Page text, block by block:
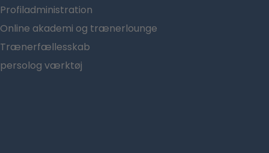
Profiladministration
Online akademi og trænerlounge
Trænerfællesskab
persolog værktøj